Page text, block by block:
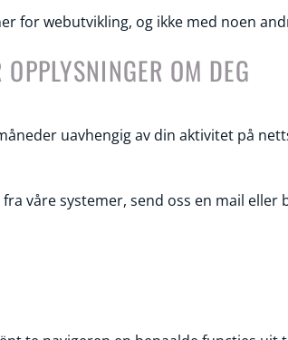
for webutvikling, og ikke med noen
OM DEG
uavhengig av din aktivitet på
våre systemer, send oss en mail eller